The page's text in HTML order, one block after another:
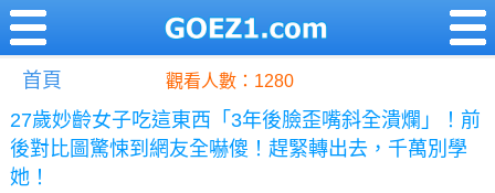
首頁 觀看人數：1280
27歲妙齡女子吃這東西「3年後臉歪嘴斜全潰爛」！前
後對比圖驚悚到網友全嚇傻！趕緊轉出去，千萬別學
她！